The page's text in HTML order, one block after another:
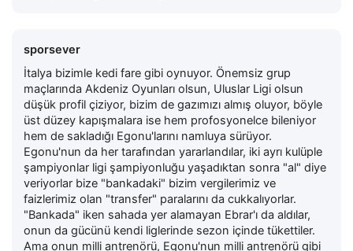
sporsever
İtalya bizimle kedi fare gibi oynuyor. Önemsiz grup
maçlarında Akdeniz Oyunları olsun, Uluslar Ligi olsun
düşük profil çiziyor, bizim de gazımızı almış oluyor, böyle
üst düzey kapışmalara ise hem profosyonelce bileniyor
hem de sakladığı Egonu'larını namluya sürüyor.
Egonu'nun da her tarafından yararlandılar, iki ayrı kulüple
şampiyonlar ligi şampiyonluğu yaşadıktan sonra "al" diye
veriyorlar bize "bankadaki" bizim vergilerimiz ve
faizlerimiz olan "transfer" paralarını da cukkalıyorlar.
"Bankada" iken sahada yer alamayan Ebrar'ı da aldılar,
onun da gücünü kendi liglerinde sezon içinde tükettiler.
Ama onun milli antrenörü, Egonu'nun milli antrenörü gibi